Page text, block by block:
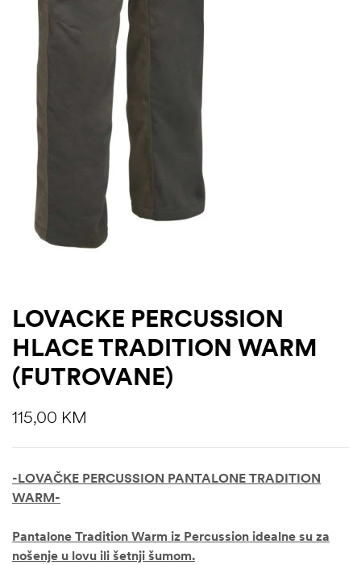
LOVACKE PERCUSSION
HLACE TRADITION WARM
(FUTROVANE)
115,00 KM
-LOVAČKE PERCUSSION PANTALONE TRADITION
WARM-
Pantalone Tradition Warm iz Percussion idealne su za
nošenje u lovu ili šetnji šumom.